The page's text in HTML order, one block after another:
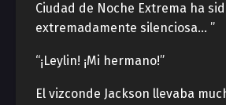
Ciudad de Noche Extrema ha
extremadamente silenciosa… ”
“¡Leylin! ¡Mi hermano!”
El vizconde Jackson llevaba